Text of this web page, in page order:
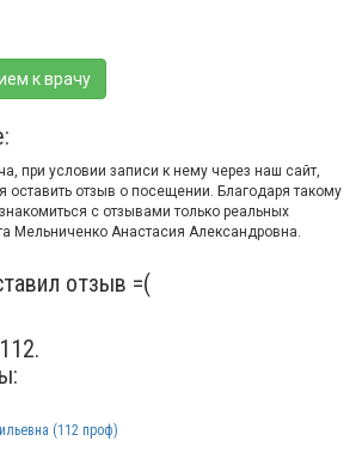
к врачу
при условии записи к нему через наш сайт,
оставить отзыв о посещении. Благодаря такому
с отзывами только реальных
Мельниченко Анастасия Александровна.
отзыв =(
(112 проф)